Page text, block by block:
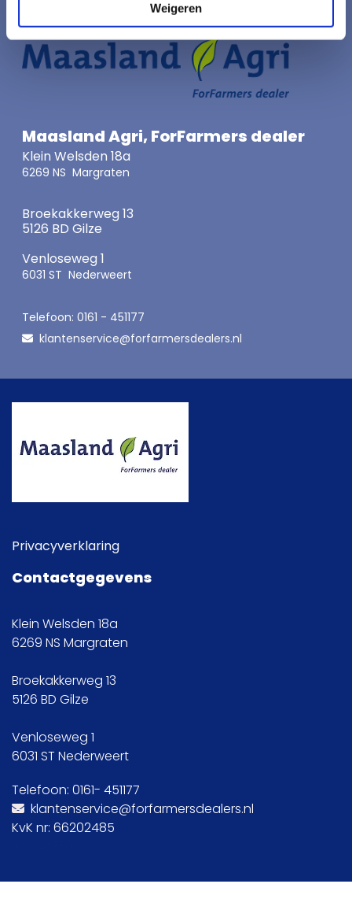
Weigeren
Maasland Agri, ForFarmers dealer
Klein Welsden 18a
6269 NS Margraten
Broekakkerweg 13
5126 BD Gilze
Venloseweg 1
6031 ST Nederweert
Telefoon: 0161 - 451177
 klantenservice@forfarmersdealers.nl
Privacyverklaring
Contactgegevens
Klein Welsden 18a
6269 NS Margraten
Broekakkerweg 13
5126 BD Gilze
Venloseweg 1
6031 ST Nederweert
Telefoon: 0161- 451177
 klantenservice@forfarmersdealers.nl
KvK nr: 66202485